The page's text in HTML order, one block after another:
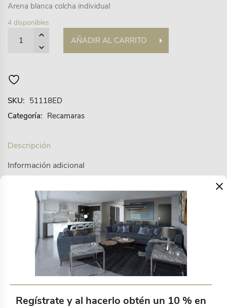
5
Arena blanca colcha individual
4 disponibles
AÑADIR AL CARRITO
SKU: 51118ED
Categoría: Recamaras
Descripción
Información adicional
Colcha Arena Blanca individual
Productos relacionados
×
Regístrate y al hacerlo obtén un 10 % en